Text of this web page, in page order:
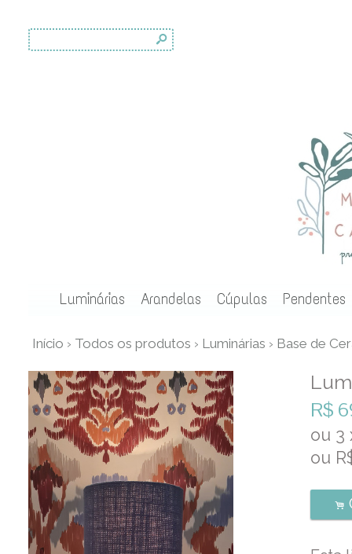
s
Luminárias Arandelas Cúpulas Pendentes
Início › Todos os produtos › Luminárias › Base de
R$
ou 3
ou
.